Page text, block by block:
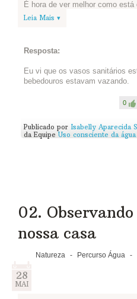
É hora de ver melhor como
água em sua escola.
áreas da escola onde
1.Tentem identificar se há
abaixo junto com a melhor
solucionar o problema.
Leia Mais ▾
Resposta:
Eu vi que os vasos sanitários
bebedouros estavam vazando.
0
Publicado por Isabelly Aparecida
da Equipe Uso consciente da água
02.
nossa casa
Natureza - Percurso Água -
28
MAI